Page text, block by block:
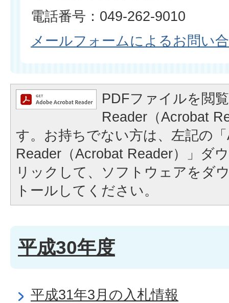
電話番号：049-262-9010
メールフォームによるお問い
PDFファイルを閲
Reader（Acrobat
す。お持ちでない方は、左記の
Reader（Acrobat Reader）」ダ
リックして、ソフトウェアをダ
トールしてください。
平成30年度
平成31年3月の入札情報